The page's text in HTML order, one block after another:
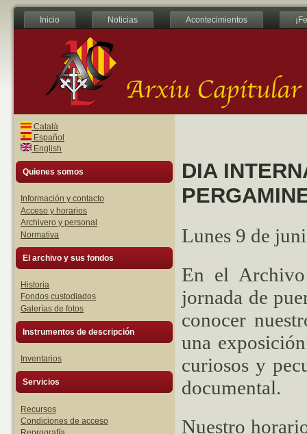
Inicio Noticias Acontecimientos
Català
Español
English
Quienes somos
Información y contacto
Acceso y horarios
Archivero y personal
Normativa
El archivo y sus fondos
Historia
Fondos custodiados
Galerías de fotos
Instrumentos de descripción
Inventarios
Servicios
Recursos
Condiciones de acceso
DIA
Lunes 9 de
En el Archivo
jornada de
conocer
una
curiosos y
documental.
Nuestro